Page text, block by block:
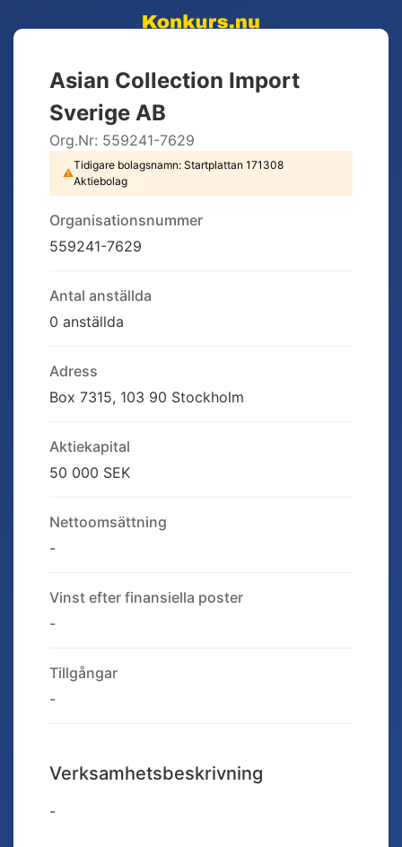
Asian Collection Import
Sverige AB
Org.Nr: 559241-7629
⚠
Tidigare bolagsnamn: Startplattan 171308
Aktiebolag
Organisationsnummer
559241-7629
Antal anställda
0 anställda
Adress
Box 7315, 103 90 Stockholm
Aktiekapital
50 000 SEK
Nettoomsättning
-
Vinst efter finansiella poster
-
Tillgångar
-
Verksamhetsbeskrivning
-